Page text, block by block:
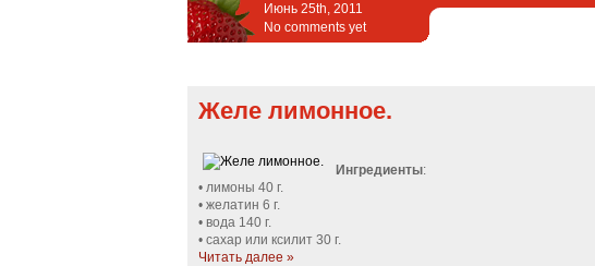
Июнь 25th, 2011
No comments yet
Желе лимонное.
Ингредиенты:
• лимоны 40 г.
• желатин 6 г.
• вода 140 г.
• сахар или ксилит 30 г.
Читать далее »